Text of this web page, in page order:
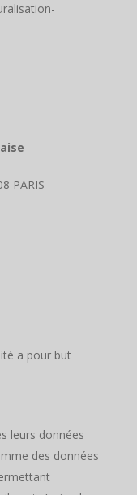
PARIS
a pour but
leurs données
des données